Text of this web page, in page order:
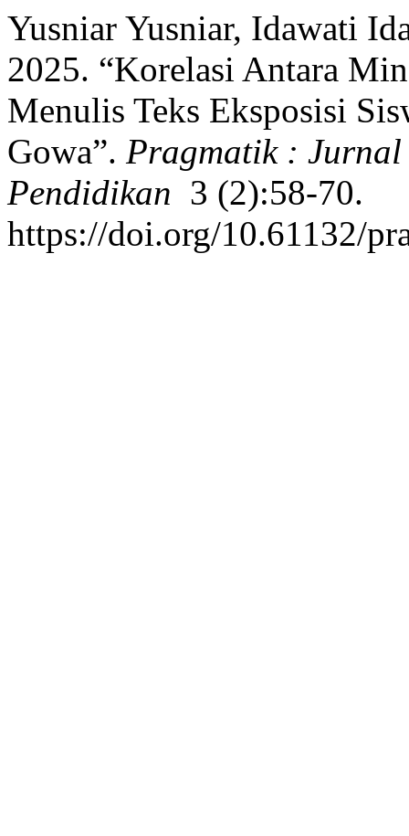
Yusniar Yusniar, Idawati
2025. “Korelasi Antara
Menulis Teks Eksposisi
Gowa”. Pragmatik : Jurnal
Pendidikan 3 (2):58-70.
https://doi.org/10.61132/